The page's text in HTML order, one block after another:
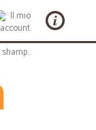
Elvive shampoo 2 in 1 multivitaminico - ml.250